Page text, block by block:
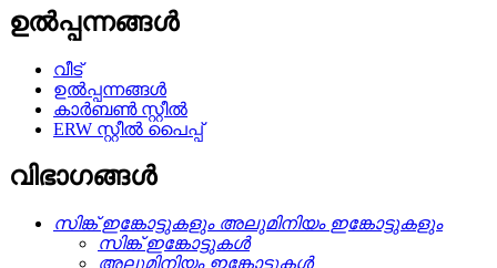
ഉൽപ്പന്നങ്ങൾ
വീട്
ഉൽപ്പന്നങ്ങൾ
കാർബൺ സ്റ്റീൽ
ERW സ്റ്റീൽ പൈപ്പ്
വിഭാഗങ്ങൾ
സിങ്ക് ഇങ്കോട്ടുകളും അലുമിനിയം ഇങ്കോട്ടുകളും
സിങ്ക് ഇങ്കോട്ടുകൾ
അലുമിനിയം ഇങ്കോട്ടുകൾ